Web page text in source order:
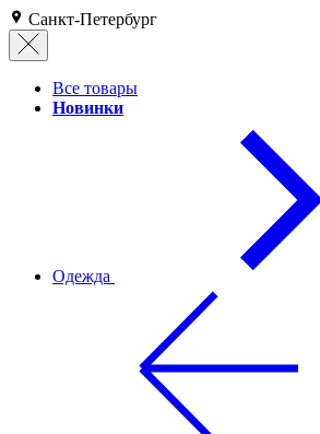
Санкт-Петербург
Все товары
Новинки
Одежда